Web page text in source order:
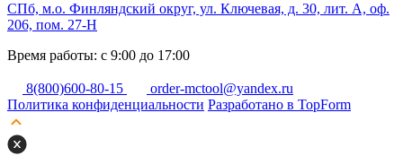
СПб, м.о. Финляндский округ, ул. Ключевая, д. 30, лит. А, оф.
206, пом. 27-Н
Время работы: с 9:00 до 17:00
8(800)600-80-15
order-mctool@yandex.ru
Политика конфиденциальности Разработано в TopForm